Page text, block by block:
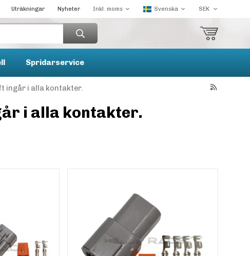
Uträkningar Nyheter
Spridarservice
ingår i alla kontakter.
i alla kontakter.